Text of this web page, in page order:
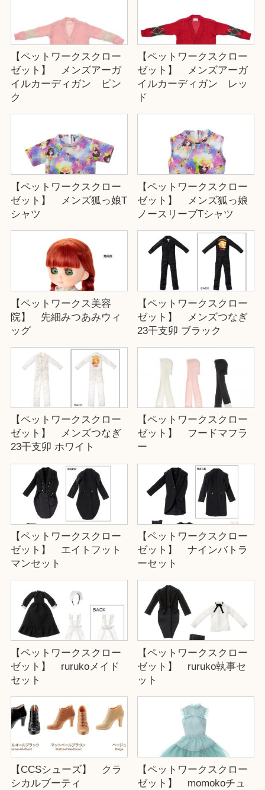
【ペットワークスクロー
ゼット】 メンズアーガ
イルカーディガン ピン
ク
【ペットワークスクロー
ゼット】 メンズアーガ
イルカーディガン レッ
ド
【ペットワークスクロー
ゼット】 メンズ狐っ娘T
シャツ
【ペットワークスクロー
ゼット】 メンズ狐っ娘
ノースリーブTシャツ
【ペットワークス美容
院】 先細みつあみウィ
ッグ
【ペットワークスクロー
ゼット】 メンズつなぎ
23干支卯 ブラック
【ペットワークスクロー
ゼット】 メンズつなぎ
23干支卯 ホワイト
【ペットワークスクロー
ゼット】 フードマフラ
ー
【ペットワークスクロー
ゼット】 エイトフット
マンセット
【ペットワークスクロー
ゼット】 ナインバトラ
ーセット
【ペットワークスクロー
ゼット】 rurukoメイド
セット
【ペットワークスクロー
ゼット】 ruruko執事セ
ット
【CCSシューズ】 クラ
シカルブーティ
【ペットワークスクロー
ゼット】 momokoチュ